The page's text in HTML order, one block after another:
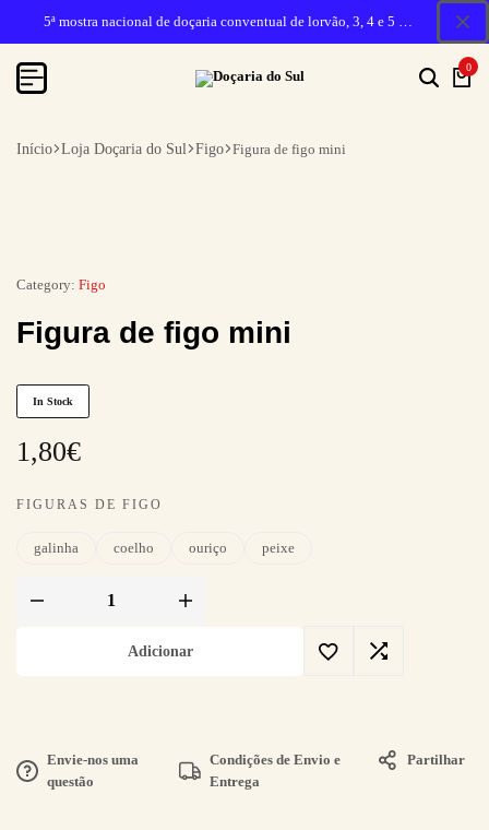
5ª mostra nacional de doçaria conventual de lorvão, 3, 4 e 5 de outubro 2026, penacova
0
Início Loja Doçaria do Sul Figo Figura de figo mini
Category: Figo
Figura de figo mini
In Stock
1,80€
FIGURAS DE FIGO
galinha coelho ouriço peixe
Adicionar
Envie-nos uma
questão
Condições de Envio e
Entrega
Partilhar